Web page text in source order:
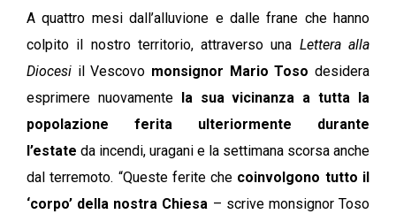
A quattro mesi dall’alluvione e dalle frane che hanno
colpito il nostro territorio, attraverso una Lettera alla
Diocesi il Vescovo monsignor Mario Toso desidera
esprimere nuovamentela sua vicinanza a tutta la
popolazione ferita ulteriormente durante
l’estate da incendi, uragani e la settimana scorsa anche
dal terremoto. “Queste ferite che coinvolgono tutto il
‘corpo’ della nostra Chiesa – scrive monsignor Toso